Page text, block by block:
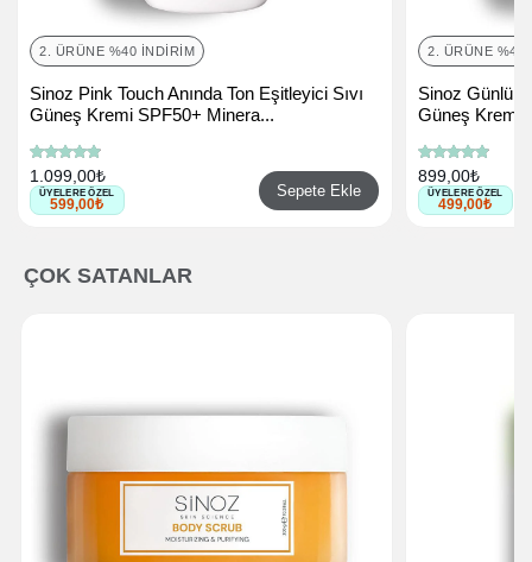
2. ÜRÜNE %40 İNDIRIM
Sinoz Pink Touch Anında Ton Eşitleyici Sıvı
Güneş Kremi SPF50+ Minera...
1.099,00₺
ÜYELERE ÖZEL
599,00₺
Sepete Ekle
2. ÜRÜNE %40
Sinoz Günlük
Güneş Kremi
899,00₺
ÜYELERE ÖZEL
499,00₺
ÇOK SATANLAR